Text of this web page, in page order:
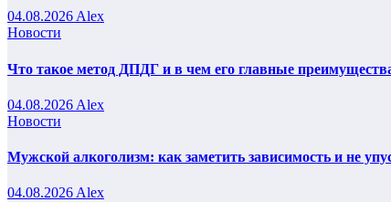
04.08.2026 Alex
Новости
Что такое метод ДПДГ и в чем его главные
04.08.2026 Alex
Новости
Мужской алкоголизм: как заметить зависимость и не
04.08.2026 Alex